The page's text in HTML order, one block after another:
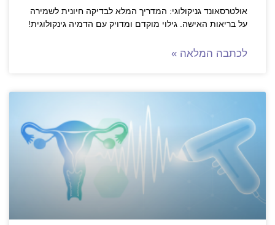
אולטרסאונד גניקולוגי: המדריך המלא לבדיקה חיונית לשמירה
על בריאות האישה. גילוי מוקדם ומדויק עם הדמיה גינקולוגית!
לכתבה המלאה »